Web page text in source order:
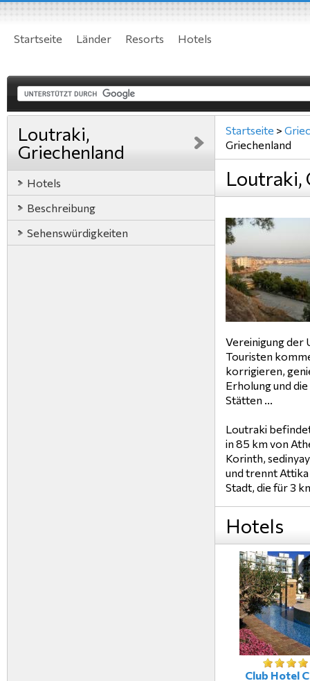
Startseite Länder Resorts Hotels
Loutraki,
Griechenland
Hotels
Beschreibung
Sehenswürdigkeiten
Startseite >
Griechenland
Loutraki,
Vereinigung der
Touristen
korrigieren,
Erholung und
Stätten ...
Loutraki
in 85 km von
Korinth,
und trennt
Stadt, die für 3
Hotels
Club Hotel